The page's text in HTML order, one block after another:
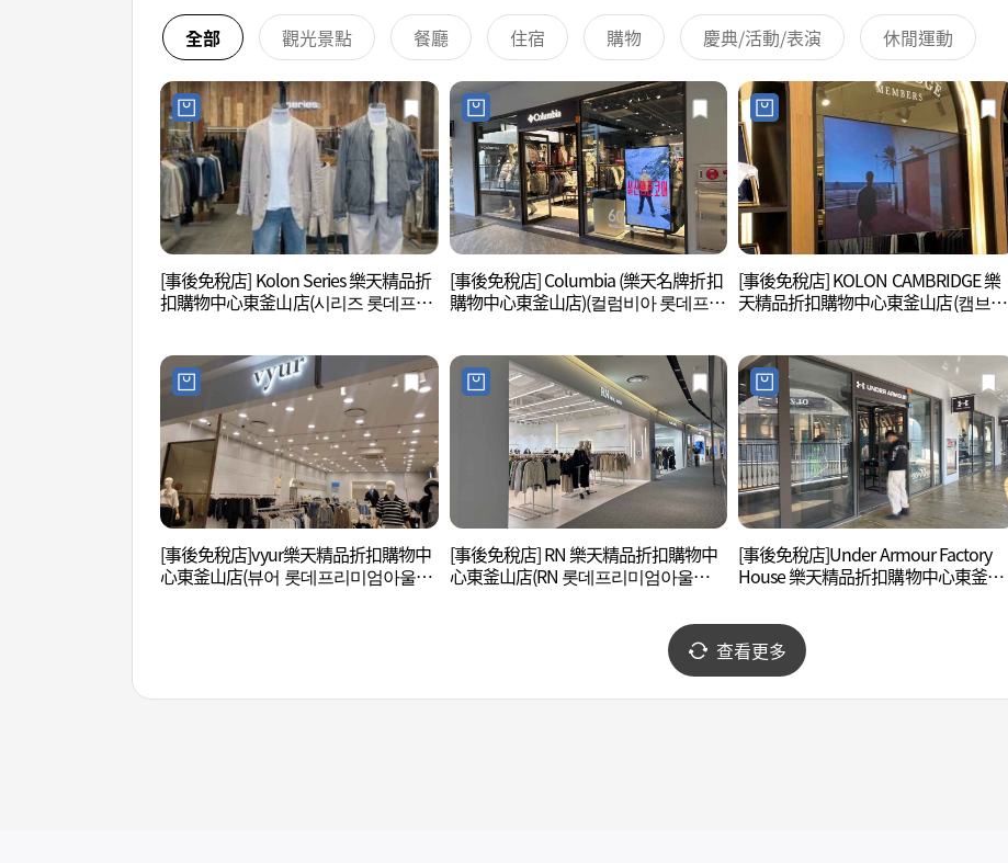
全部 觀光景點 餐廳 住宿 購物 慶典/活動/表演 休閒運動
[事後免稅店] Kolon Series 樂天精品折
扣購物中心東釜山店(시리즈 롯데프리
[事後免稅店] Columbia (樂天名牌折扣
購物中心東釜山店)(컬럼비아 롯데프리
[事後免稅店] KOLON CAMBRIDGE 樂
天精品折扣購物中心東釜山店(캠브리
[事後免稅店]vyur樂天精品折扣購物中
心東釜山店(뷰어 롯데프리미엄아울렛
[事後免稅店] RN 樂天精品折扣購物中
心東釜山店(RN 롯데프리미엄아울렛
[事後免稅店]Under Armour Factory
House 樂天精品折扣購物中心東釜山
미엄아울렛 동부산점)
查看更多